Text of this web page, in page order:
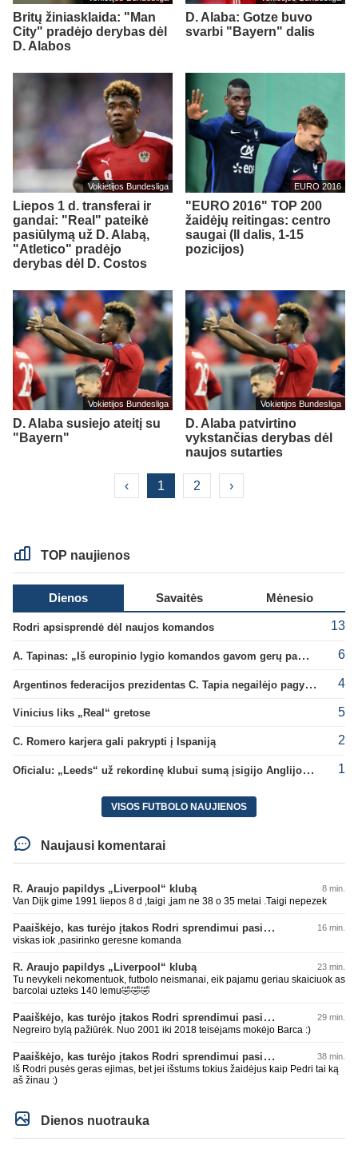
Britų žiniasklaida: "Man
City" pradėjo derybas dėl
D. Alabos
D. Alaba: Gotze buvo
svarbi "Bayern" dalis
Vokietijos Bundesliga
Liepos 1 d. transferai ir
gandai: "Real" pateikė
pasiūlymą už D. Alabą,
"Atletico" pradėjo
derybas dėl D. Costos
EURO 2016
"EURO 2016" TOP 200
žaidėjų reitingas: centro
saugai (II dalis, 1-15
pozicijos)
Vokietijos Bundesliga
D. Alaba susiejo ateitį su
"Bayern"
Vokietijos Bundesliga
D. Alaba patvirtino
vykstančias derybas dėl
naujos sutarties
‹ 1 2 ›
TOP naujienos
Dienos Savaitės Mėnesio
Rodri apsisprendė dėl naujos komandos 13
A. Tapinas: „Iš europinio lygio komandos gavom gerų pamokų“ 6
Argentinos federacijos prezidentas C. Tapia negailėjo pagyrų G. Infantino 4
Vinicius liks „Real“ gretose 5
C. Romero karjera gali pakrypti į Ispaniją 2
Oficialu: „Leeds“ už rekordinę klubui sumą įsigijo Anglijos rinktinės vartininką 1
VISOS FUTBOLO NAUJIENOS
Naujausi komentarai
R. Araujo papildys „Liverpool“ klubą 8 min.
Van Dijk gime 1991 liepos 8 d ,taigi ,jam ne 38 o 35 metai .Taigi nepezek
Paaiškėjo, kas turėjo įtakos Rodri sprendimui pasirinkti Barselonos pusę 16 min.
viskas iok ,pasirinko geresne komanda
R. Araujo papildys „Liverpool“ klubą 23 min.
Tu nevykeli nekomentuok, futbolo neismanai, eik pajamu geriau skaiciuok as
barcolai uzteks 140 lemu🤣🤣🤣
Paaiškėjo, kas turėjo įtakos Rodri sprendimui pasirinkti Barselonos pusę 29 min.
Negreiro bylą pažiūrėk. Nuo 2001 iki 2018 teisėjams mokėjo Barca :)
Paaiškėjo, kas turėjo įtakos Rodri sprendimui pasirinkti Barselonos pusę 38 min.
Iš Rodri pusės geras ejimas, bet jei išstums tokius žaidėjus kaip Pedri tai ką
aš žinau :)
Dienos nuotrauka